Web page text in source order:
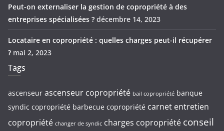
Peut-on externaliser la gestion de copropriété à des
entreprises spécialisées ? décembre 14, 2023
Locataire en copropriété : quelles charges peut-il récupérer
? mai 2, 2023
Tags
ascenseur ascenseur copropriété bail copropriété banque
syndic copropriété barbecue copropriété carnet entretien
copropriété changer de syndic charges copropriété conseil